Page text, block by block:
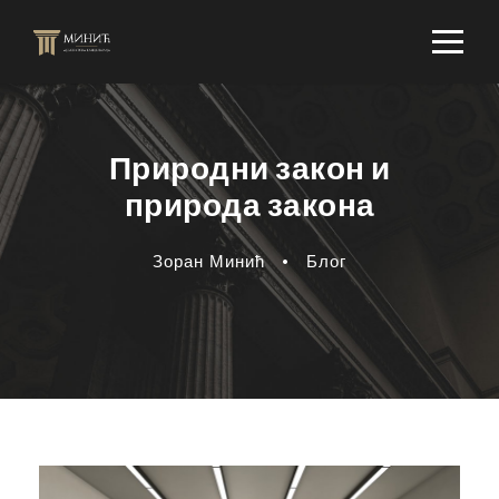
Природни закон и
природа закона
Зоран Минић • Блог